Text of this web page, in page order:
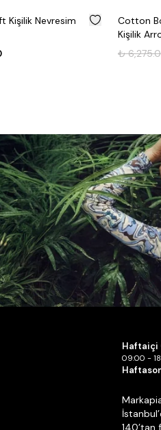
50
Takımı Çift
Cotton
Kişilik
₺
Haftaiçi
09:00 -
140’tan